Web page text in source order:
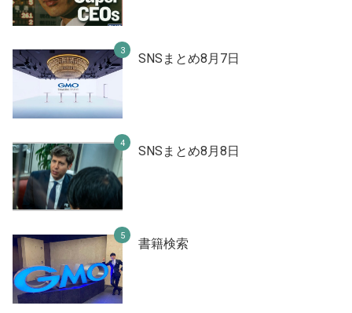
SNSまとめ8月7日
SNSまとめ8月8日
書籍検索